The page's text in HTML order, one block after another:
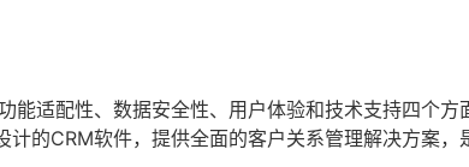
能适配性、数据安全性、用户体验和技术支持四个方
的CRM软件，提供全面的客户关系管理解决方案，